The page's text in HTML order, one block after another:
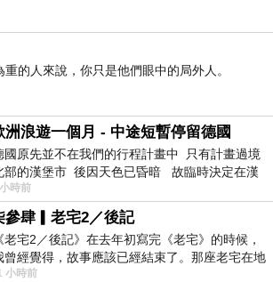
的人來說，你只是他們眼中的局外人。
洲浪遊一個月 - 中途短暫停留德國
國原先並不在我們的行程計畫中 只有計畫過境
部的漢堡市 後因天色已昏暗 故臨時決定在漢
市吃晚餐和過夜
時前
參肆▎老宅2／後記
《老宅2／後記》在去年初寫完《老宅》的時候，
曾經覺得，故事應該已經結束了。那座老宅在地
中倒塌，七個人終於離開那片黑暗，
小時前